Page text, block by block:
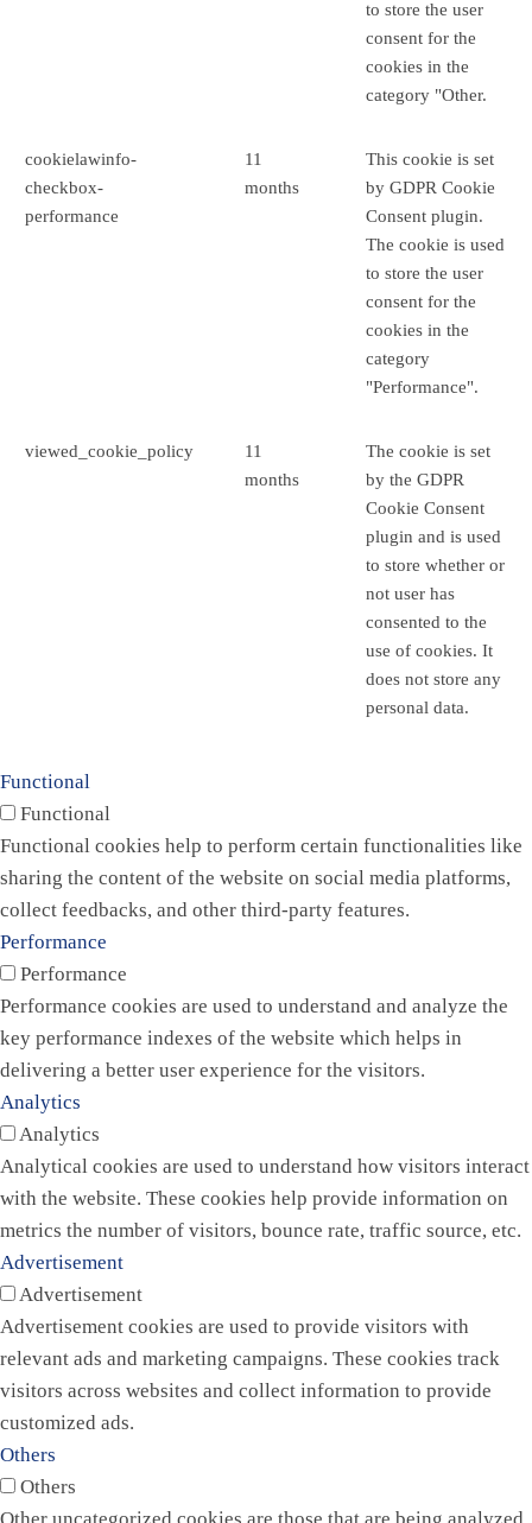
to store the user
consent for the
cookies in the
category "Other.
cookielawinfo-
checkbox-
performance
11
months
This cookie is set
by GDPR Cookie
Consent plugin.
The cookie is used
to store the user
consent for the
cookies in the
category
"Performance".
viewed_cookie_policy
11
months
The cookie is set
by the GDPR
Cookie Consent
plugin and is used
to store whether or
not user has
consented to the
use of cookies. It
does not store any
personal data.
Functional
Functional
Functional cookies help to perform certain functionalities like
sharing the content of the website on social media platforms,
collect feedbacks, and other third-party features.
Performance
Performance
Performance cookies are used to understand and analyze the
key performance indexes of the website which helps in
delivering a better user experience for the visitors.
Analytics
Analytics
Analytical cookies are used to understand how visitors interact
with the website. These cookies help provide information on
metrics the number of visitors, bounce rate, traffic source, etc.
Advertisement
Advertisement
Advertisement cookies are used to provide visitors with
relevant ads and marketing campaigns. These cookies track
visitors across websites and collect information to provide
customized ads.
Others
Others
Other uncategorized cookies are those that are being analyzed